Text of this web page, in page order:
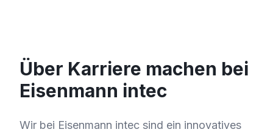
Über Karriere machen bei
Eisenmann intec
Wir bei Eisenmann intec sind ein innovatives